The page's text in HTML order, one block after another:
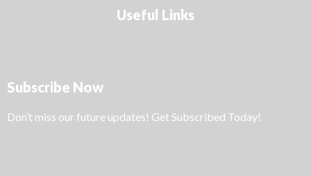
Useful Links
Subscribe Now
Don’t miss our future updates! Get Subscribed Today!